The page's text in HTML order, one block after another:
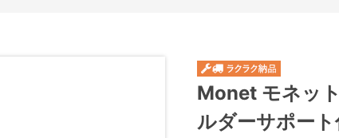
Monet モネッ
ルダーサポー